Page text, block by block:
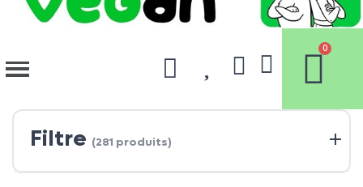
Filtre (281 produits)